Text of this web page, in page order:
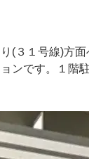
３１号線)方面
ンです。１階